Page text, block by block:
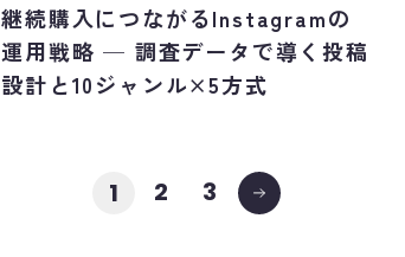
継続購入につながるInstagramの
運用戦略 ─ 調査データで導く投稿
設計と10ジャンル×5方式
1 2 3